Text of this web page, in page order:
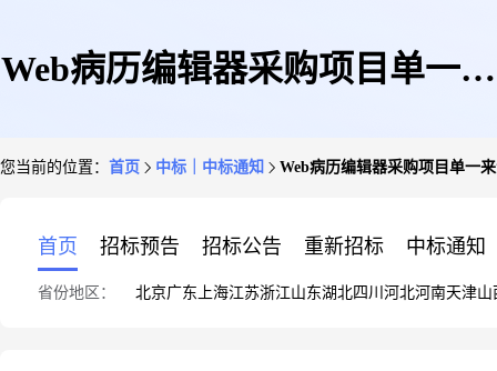
Web病历编辑器采购项目单一来
您当前的位置： 首页 中标｜中标通知 Web病历编辑器采购项目单一
首页 招标预告 招标公告 重新招标 中标通知
省份地区： 北京广东 上海江苏浙江山东湖北四川 河北河南天津山